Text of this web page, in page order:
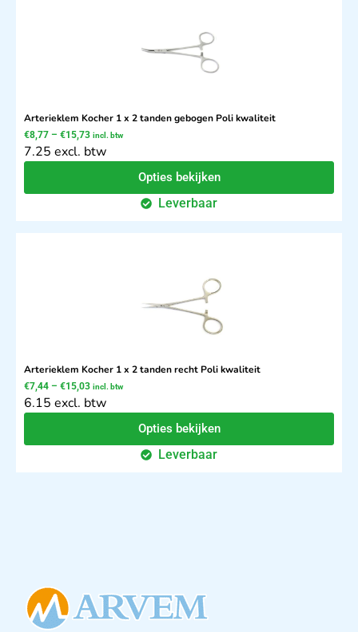
Arterieklem Kocher 1 x 2 tanden gebogen Poli kwaliteit
€8,77 – €15,73 incl. btw
7.25 excl. btw
Opties bekijken
Leverbaar
Arterieklem Kocher 1 x 2 tanden recht Poli kwaliteit
€7,44 – €15,03 incl. btw
6.15 excl. btw
Opties bekijken
Leverbaar